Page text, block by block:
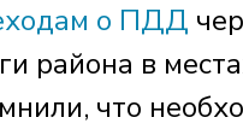
о ПДД
района в
что